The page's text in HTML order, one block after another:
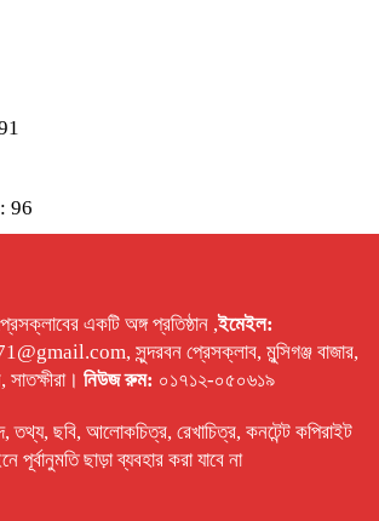
96
একটি অঙ্গ প্রতিষ্ঠান ,ইমেইল:
সুন্দরবন প্রেসক্লাব, মুন্সিগঞ্জ বাজার,
নিউজ রুম: ০১৭১২-০৫০৬১৯
তথ্য, ছবি, আলোকচিত্র, রেখাচিত্র, কনটেন্ট কপিরাইট
পূর্বানুমতি ছাড়া ব্যবহার করা যাবে না